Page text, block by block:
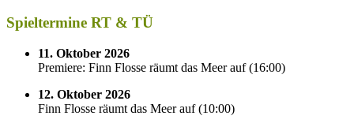
Spieltermine RT & TÜ
11. Oktober 2026
Premiere: Finn Flosse räumt das Meer auf(16:00)
12. Oktober 2026
Finn Flosse räumt das Meer auf(10:00)